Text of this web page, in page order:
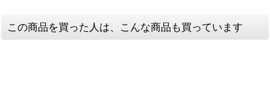
この商品を買った人は、こんな商品も買っています